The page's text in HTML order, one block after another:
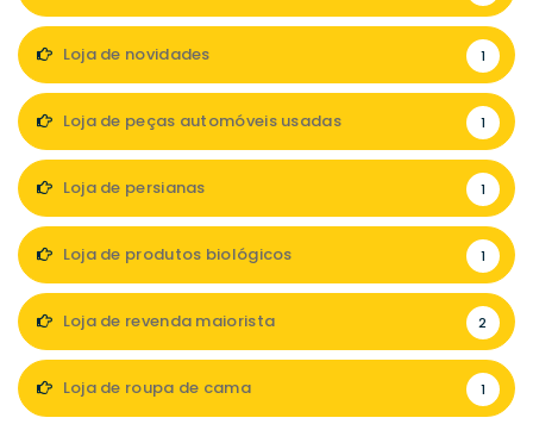
Loja de novidades 1
Loja de peças automóveis usadas 1
Loja de persianas 1
Loja de produtos biológicos 1
Loja de revenda maiorista 2
Loja de roupa de cama 1